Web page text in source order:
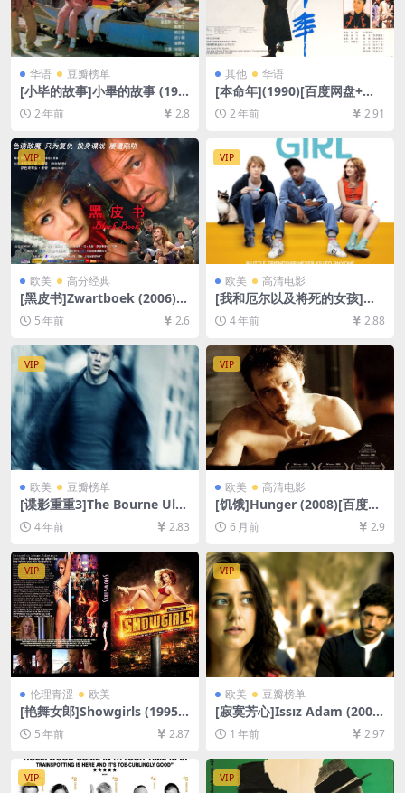
华语 豆瓣榜单
[小毕的故事]小畢的故事 (198
3)[百度网盘+夸克网盘1080P
超清未删减资源][网盘在线播
放/下载][MP4/6.1GB][中文字
幕]
2 年前 2.8
其他 华语
[本命年](1990)[百度网盘+夸
克网盘1080P超清未删减资源]
[网盘在线播放/下载][MP4/6.
6GB][中文字幕]
2 年前 2.91
VIP
欧美 高分经典
[黑皮书]Zwartboek (2006)
[百度网盘+迅雷云盘资源1080
P超清未删减][MP4/8.5GB][中
5 年前 2.6
VIP
欧美 高清电影
[我和厄尔以及将死的女孩]Me
and Earl and the Dying Girl
(2015)[百度网盘+迅雷云盘资
8GB][中英字幕]
4 年前 2.88
VIP
欧美 豆瓣榜单
[谍影重重3]The Bourne Ulti
matum (2007)[百度网盘+迅
雷云盘资源1080P超清未删减]
[MP4/7.4GB][中英字幕]
4 年前 2.83
VIP
欧美 高清电影
[饥饿]Hunger (2008)[百度网
盘+夸克网盘1080P超清未删
减资源][网盘在线播放/下载]
[MP4/6GB][中文字幕]
6 月前 2.9
VIP
伦理青涩 欧美
[艳舞女郎]Showgirls (1995)1
31min[百度网盘+迅雷云盘资
源1080P超清未删减][MP4/8.
3GB][中英字幕]【手机在线无
法观看，请下载防和谐压缩包
（含解压密码）】
5 年前 2.87
VIP
欧美 豆瓣榜单
[寂寞芳心]Issız Adam (2008)
[百度网盘+夸克网盘1080P超
清未删减资源][网盘在线播放/
下载][MP4/4GB][中文字幕]
1 年前 2.97
VIP VIP